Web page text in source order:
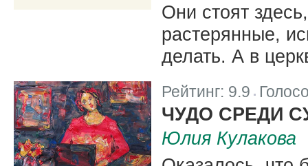
Они стоят
растерянные,
делать. А в
Рейтинг: 9.9 |
ЧУДО СРЕДИ
Юлия Кулакова